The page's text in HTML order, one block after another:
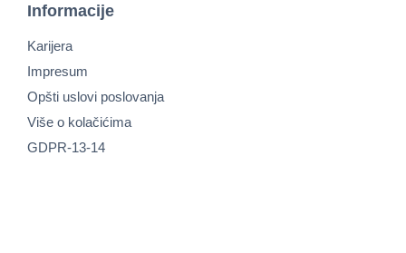
Informacije
Karijera
Impresum
Opšti uslovi poslovanja
Više o kolačićima
GDPR-13-14